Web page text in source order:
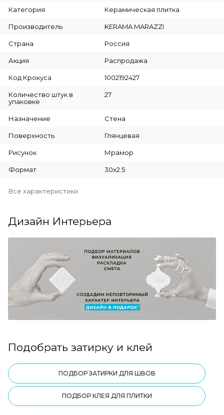
Категория Керамическая плитка
Производитель KERAMA MARAZZI
Страна Россия
Акция Распродажа
Код Крокуса 1002192427
Количество штук в
упаковке
27
Назначение Стена
Поверхность Глянцевая
Рисунок Мрамор
Формат 30х2.5
Все характеристики
Дизайн Интерьера
Подобрать затирку и клей
ПОДБОР ЗАТИРКИ ДЛЯ ШВОВ
ПОДБОР КЛЕЯ ДЛЯ ПЛИТКИ